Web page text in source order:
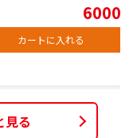
6000
カートに入れる
見る